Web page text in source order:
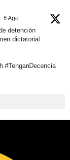
6 Ago
detención
dictatorial
#TenganDecencia